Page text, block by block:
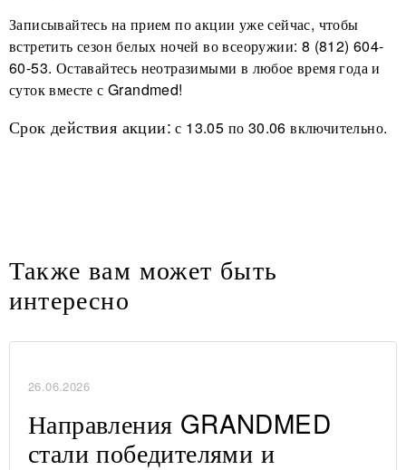
Записывайтесь на прием по акции уже сейчас, чтобы
встретить сезон белых ночей во всеоружии: 8 (812) 604-
60-53. Оставайтесь неотразимыми в любое время года и
суток вместе с Grandmed!
Срок действия акции: с 13.05 по 30.06 включительно.
Также вам может быть
интересно
26.06.2026
Направления GRANDMED
стали победителями и